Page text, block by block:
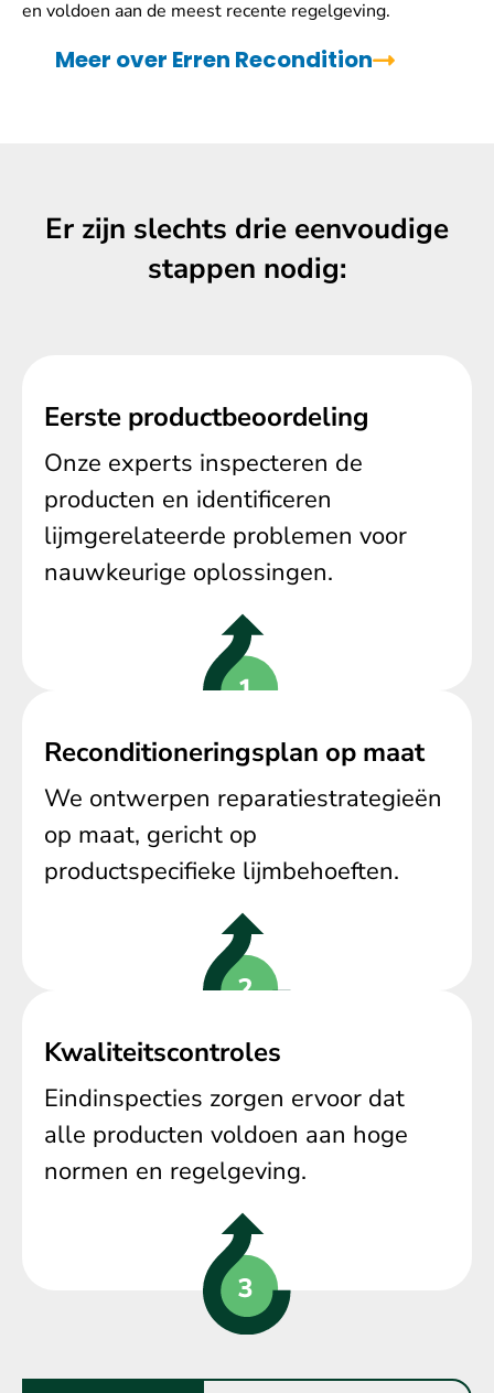
en voldoen aan de meest recente regelgeving.
Meer over Erren Recondition
Er zijn slechts drie eenvoudige
stappen nodig:
Eerste productbeoordeling
Onze experts inspecteren de
producten en identificeren
lijmgerelateerde problemen voor
nauwkeurige oplossingen.
Reconditioneringsplan op maat
We ontwerpen reparatiestrategieën
op maat, gericht op
productspecifieke lijmbehoeften.
Kwaliteitscontroles
Eindinspecties zorgen ervoor dat
alle producten voldoen aan hoge
normen en regelgeving.